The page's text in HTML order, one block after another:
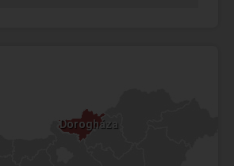
Dorogháza
Dorogháza